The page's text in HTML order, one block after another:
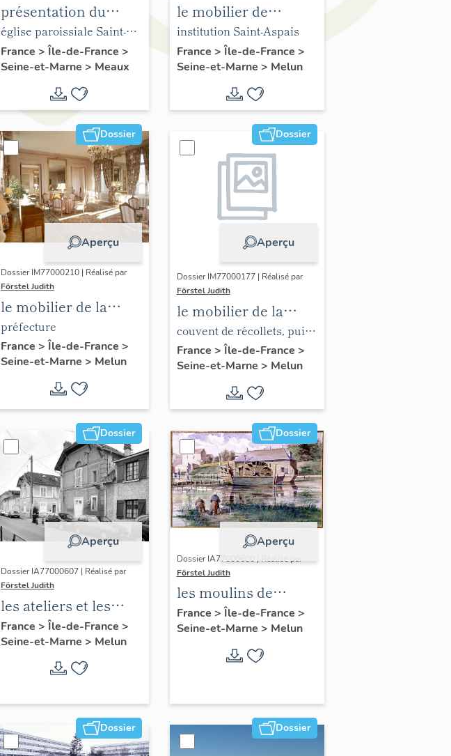
présentation du
mobilier de l'église
Saint-Nicolas de
Meaux
église paroissiale Saint-
Nicolas de Meaux
France > Île-de-France >
Seine-et-Marne > Meaux
le mobilier de
l'Institution Saint-
Aspais
institution Saint-Aspais
France > Île-de-France >
Seine-et-Marne > Melun
Dossier
Aperçu
Dossier IM77000210 | Réalisé par
Förstel Judith
le mobilier de la
préfecture de Seine-
et-Marne
préfecture
France > Île-de-France >
Seine-et-Marne > Melun
Dossier
Aperçu
Dossier IM77000177 | Réalisé par
Förstel Judith
le mobilier de la
chapelle de l'hôpital
couvent de récollets, puis
hôpital
France > Île-de-France >
Seine-et-Marne > Melun
Dossier
Aperçu
Dossier IA77000607 | Réalisé par
Förstel Judith
les ateliers et les
usines de Melun
France > Île-de-France >
Seine-et-Marne > Melun
Dossier
Aperçu
Dossier IA77000600 | Réalisé par
Förstel Judith
les moulins de
Melun
France > Île-de-France >
Seine-et-Marne > Melun
Dossier Dossier